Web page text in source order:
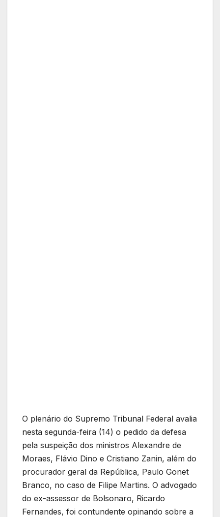
O plenário do Supremo Tribunal Federal avalia
nesta segunda-feira (14) o pedido da defesa
pela suspeição dos ministros Alexandre de
Moraes, Flávio Dino e Cristiano Zanin, além do
procurador geral da República, Paulo Gonet
Branco, no caso de Filipe Martins. O advogado
do ex-assessor de Bolsonaro, Ricardo
Fernandes, foi contundente opinando sobre a